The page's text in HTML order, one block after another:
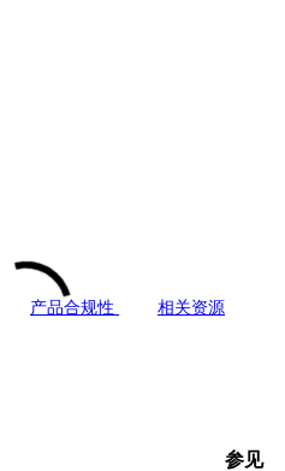
产品合规性
相关资源
参见